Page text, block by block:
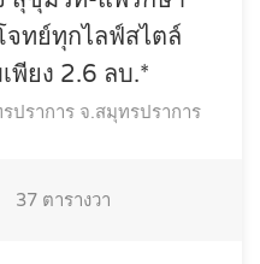
ทย์ทุกไลฟ์สไตล์
พียง 2.6 ลบ.*
ปราการ จ.สมุทรปราการ
37 ตารางวา